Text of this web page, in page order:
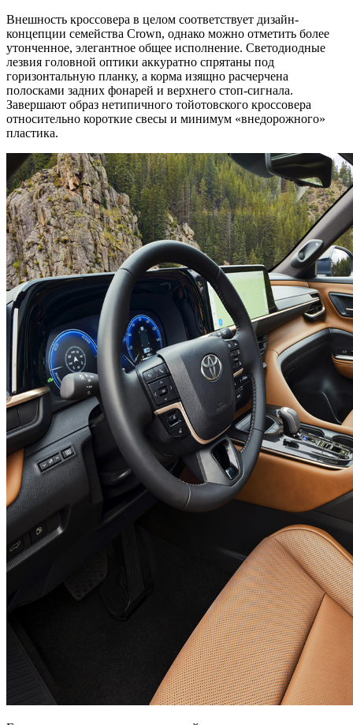
Внешность кроссовера в целом соответствует дизайн-
концепции семейства Crown, однако можно отметить более
утонченное, элегантное общее исполнение. Светодиодные
лезвия головной оптики аккуратно спрятаны под
горизонтальную планку, а корма изящно расчерчена
полосками задних фонарей и верхнего стоп-сигнала.
Завершают образ нетипичного тойотовского кроссовера
относительно короткие свесы и минимум «внедорожного»
пластика.